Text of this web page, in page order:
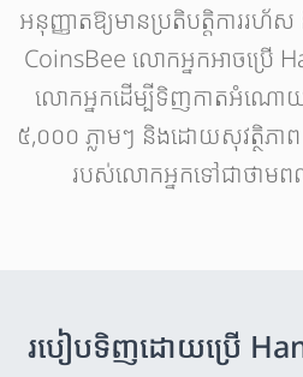
អនុញ្ញាតឱ្យមានប្រតិបត្តិការរហ័
CoinsBee លោកអ្នកអាចប្រើ
លោកអ្នកដើម្បីទិញកាតអំណោ
៥,០០០ ភ្លាមៗ និងដោយសុវត្ថិភា
របស់លោកអ្នកទៅជាថាម
របៀបទិញដោយប្រើ